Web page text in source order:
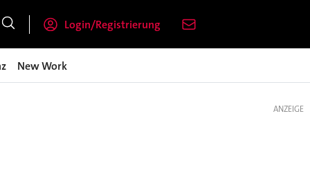
Login/Registrierung
New Work
ANZEIGE